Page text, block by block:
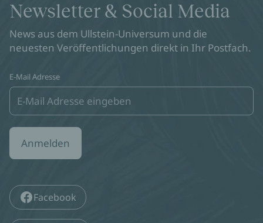
Newsletter & Social Media
News aus dem Ullstein-Universum und die
neuesten Veröffentlichungen direkt in Ihr Postfach.
E-Mail Adresse
Anmelden
Facebook